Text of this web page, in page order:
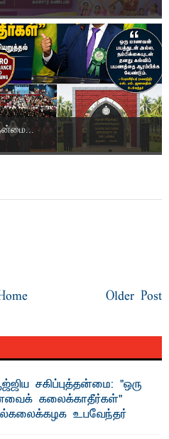
Older Post
சகிப்புத்தன்மை: "ஒரு
கலைக்காதீர்கள்" –
உபவேந்தர்